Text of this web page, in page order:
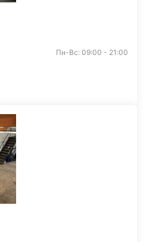
Пн-Вс: 09:00 - 21:00